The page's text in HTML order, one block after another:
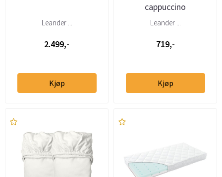
Leander ...
2.499,-
Kjøp
cappuccino
Leander ...
719,-
Kjøp